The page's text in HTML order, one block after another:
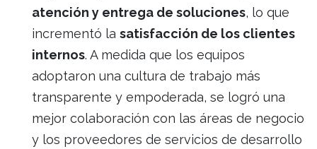
atención y entrega de soluciones, lo que
incrementó la satisfacción de los clientes
internos. A medida que los equipos
adoptaron una cultura de trabajo más
transparente y empoderada, se logró una
mejor colaboración con las áreas de negocio
y los proveedores de servicios de desarrollo